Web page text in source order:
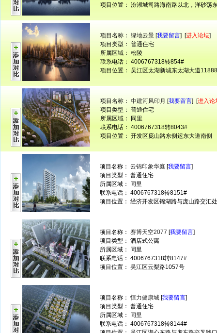
项目位置： 汾湖城司路海南路以北，洋砂荡
项目名称： 绿地云景 [我要留言] [进入论坛]
项目类型： 普通住宅
所属区域： 松陵
联系电话： 4006767318转854#
项目位置： 吴江区太湖新城东太湖大道
项目名称： 中建河风印月 [我要留言] [进入论
项目类型： 普通住宅
所属区域： 同里
联系电话： 4006767318转8043#
项目位置： 开发区庞山路东侧运东大道南侧
项目名称： 云锦印象华庭 [我要留言]
项目类型： 普通住宅
所属区域： 同里
联系电话： 4006767318转8151#
项目位置： 经济开发区锦湖路与庞山路交汇处
项目名称： 赛博天空2077 [我要留言]
项目类型： 酒店式公寓
所属区域： 同里
联系电话： 4006767318转8147#
项目位置： 吴江区云梨路1057号
项目名称：恒力健康城 [我要留言]
项目类型： 普通住宅
所属区域： 同里
联系电话： 4006767318转8144#